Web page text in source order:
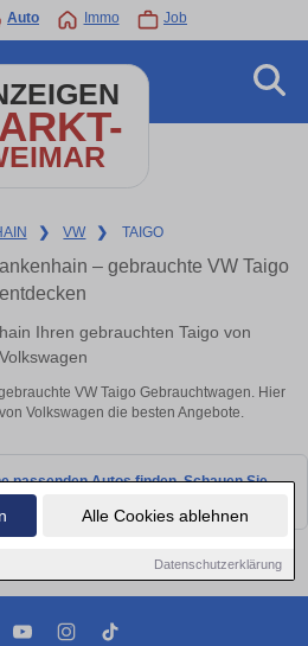
Alle Cookies ablehnen
Datenschutzerklärung
Auto Immo Job
❯ VW ❯ TAIGO
– gebrauchte VW Taigo
entdecken
Ihren gebrauchten Taigo von
Volkswagen
VW Taigo Gebrauchtwagen. Hier
Volkswagen die besten Angebote.
passenden Autos finden. Schauen Sie